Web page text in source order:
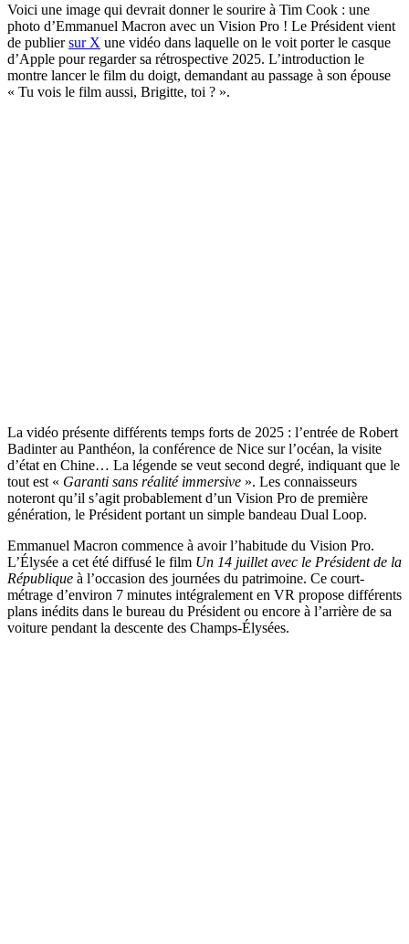
Voici une image qui devrait donner le sourire à Tim Cook : une
photo d’Emmanuel Macron avec un Vision Pro ! Le Président vient
de publiersur X une vidéo dans laquelle on le voit porter le casque
d’Apple pour regarder sa rétrospective 2025. L’introduction le
montre lancer le film du doigt, demandant au passage à son épouse
« Tu vois le film aussi, Brigitte, toi ? ».
La vidéo présente différents temps forts de 2025 : l’entrée de Robert
Badinter au Panthéon, la conférence de Nice sur l’océan, la visite
d’état en Chine… La légende se veut second degré, indiquant que le
tout est « Garanti sans réalité immersive ». Les connaisseurs
noteront qu’il s’agit probablement d’un Vision Pro de première
génération, le Président portant un simple bandeau Dual Loop.
Emmanuel Macron commence à avoir l’habitude du Vision Pro.
L’Élysée a cet été diffusé le film Un 14 juillet avec le Président de la
République à l’occasion des journées du patrimoine. Ce court-
métrage d’environ 7 minutes intégralement en VR propose différents
plans inédits dans le bureau du Président ou encore à l’arrière de sa
voiture pendant la descente des Champs-Élysées.